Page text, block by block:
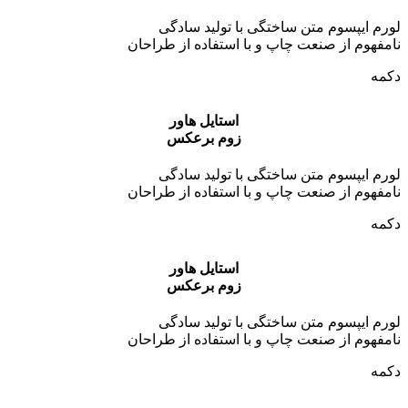
لورم ایپسوم متن ساختگی با تولید سادگی
نامفهوم از صنعت چاپ و با استفاده از طراحان
دکمه
استایل هاور
زوم برعکس
لورم ایپسوم متن ساختگی با تولید سادگی
نامفهوم از صنعت چاپ و با استفاده از طراحان
دکمه
استایل هاور
زوم برعکس
لورم ایپسوم متن ساختگی با تولید سادگی
نامفهوم از صنعت چاپ و با استفاده از طراحان
دکمه